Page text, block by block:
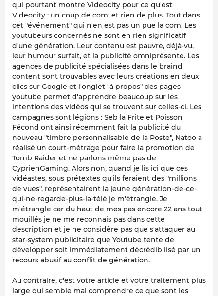
qui pourtant montre Videocity pour ce qu'est
Videocity : un coup de com' et rien de plus. Tout dans
cet "événement" qui n'en est pas un pue la com. Les
youtubeurs concernés ne sont en rien significatif
d'une génération. Leur contenu est pauvre, déjà-vu,
leur humour surfait, et la publicité omniprésente. Les
agences de publicité spécialisées dans le braind
content sont trouvables avec leurs créations en deux
clics sur Google et l'onglet "à propos" des pages
youtube permet d'apprendre beaucoup sur les
intentions des vidéos qui se trouvent sur celles-ci. Les
campagnes sont légions : Seb la Frite et Poisson
Fécond ont ainsi récemment fait la publicité du
nouveau "timbre personnalisable de la Poste", Natoo a
réalisé un court-métrage pour faire la promotion de
Tomb Raider et ne parlons même pas de
CyprienGaming. Alors non, quand je lis ici que ces
vidéastes, sous prétextes qu'ils feraient des "millions
de vues", représentairent la jeune génération-de-ce-
qui-ne-regarde-plus-la-télé je m'étrangle. Je
m'étrangle car du haut de mes pas encore 22 ans tout
mouillés je ne me reconnais pas dans cette
description et je ne considère pas que s'attaquer au
star-system publicitaire que Youtube tente de
développer soit immédiatement décrédibilisé par un
recours abusif au conflit de génération.
Au contraire, c'est votre article et votre traitement plus
large qui semble mal comprendre ce que sont les